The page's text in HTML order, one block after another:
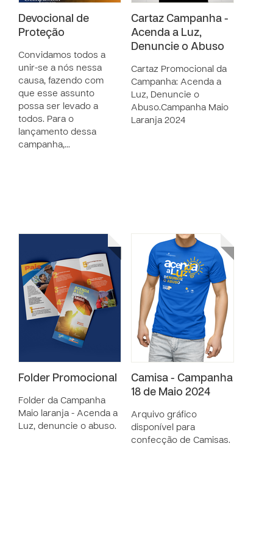
Devocional de
Proteção
Convidamos todos a
unir-se a nós nessa
causa, fazendo com
que esse assunto
possa ser levado a
todos. Para o
lançamento dessa
campanha,…
Cartaz Campanha -
Acenda a Luz,
Denuncie o Abuso
Cartaz Promocional da
Campanha: Acenda a
Luz, Denuncie o
Abuso.Campanha Maio
Laranja 2024
Folder Promocional
Folder da Campanha
Maio laranja - Acenda a
Luz, denuncie o abuso.
Camisa - Campanha
18 de Maio 2024
Arquivo gráfico
disponível para
confecção de Camisas.